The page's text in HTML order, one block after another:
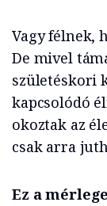
Vagy félnek,
De mivel
születéskori
kapcsolódó
okoztak az
csak arra
Ez a